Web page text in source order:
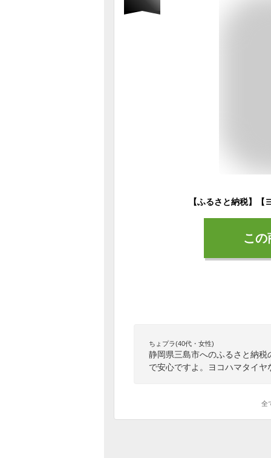
こ
ちょプラ(40代・女性)
静岡県三島市へのふるさと納
で安心ですよ。ヨコハマタイ
全